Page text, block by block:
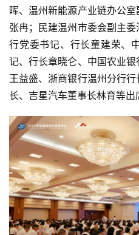
晖、温州新能源产业链办公
张冉；民建温州市委会副主
行党委书记、行长童建荣、
记、行长章晓仑、中国农业
王益盛、浙商银行温州分行
长、吉星汽车董事长林育等出